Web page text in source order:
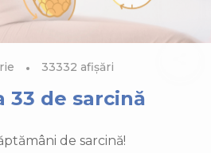
33 de sarcină
33332 afișări
de sarcină!